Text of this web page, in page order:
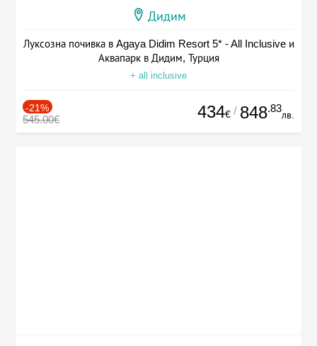
Дидим
Луксозна почивка в Agaya Didim Resort 5* - All Inclusive и
Аквапарк в Дидим, Турция
+ all inclusive
-21%
545.00€ 434€ / 848.83
лв.